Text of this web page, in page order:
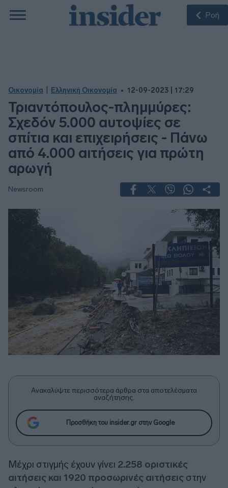
Ροή
Οικονομία Ελληνική Οικονομία 12-09-2023 | 17:29
Τριαντόπουλος-πλημμύρες:
Σχεδόν 5.000 αυτοψίες σε
σπίτια και επιχειρήσεις - Πάνω
από 4.000 αιτήσεις για πρώτη
αρωγή
Newsroom
Ανακαλύψτε περισσότερα άρθρα στα αποτελέσματα
αναζήτησης.
Προσθήκη του insider.gr στην Google
Μέχρι στιγμής έχουν γίνει 2.258 οριστικές
αιτήσεις και 1920 προσωρινές αιτήσεις στην